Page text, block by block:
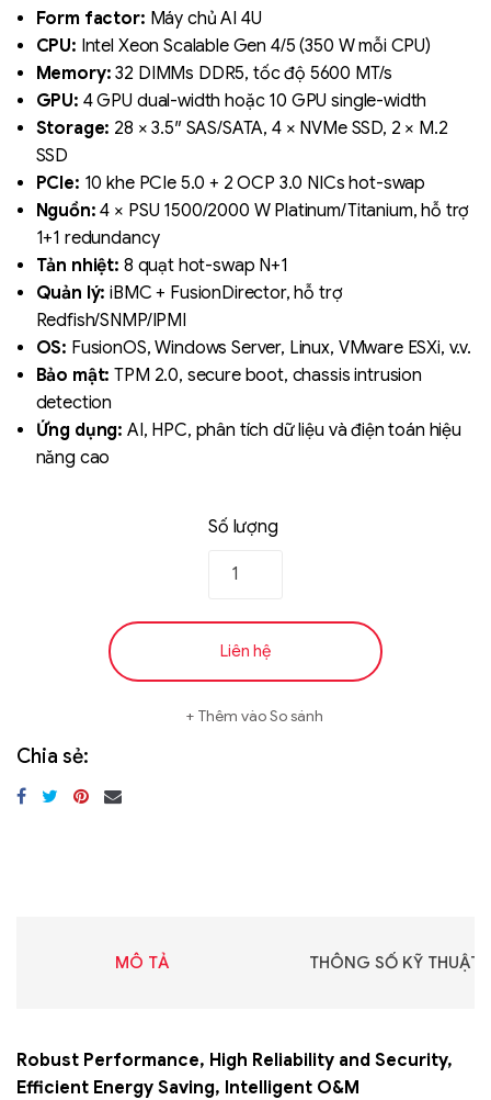
out of 5
based on
đánh giá
Form factor: Máy chủ AI 4U
CPU: Intel Xeon Scalable Gen 4/5 (350 W mỗi CPU)
Memory: 32 DIMMs DDR5, tốc độ 5600 MT/s
GPU: 4 GPU dual-width hoặc 10 GPU single-width
Storage: 28 × 3.5″ SAS/SATA, 4 × NVMe SSD, 2 × M.2
SSD
PCIe: 10 khe PCIe 5.0 + 2 OCP 3.0 NICs hot-swap
Nguồn: 4 × PSU 1500/2000 W Platinum/Titanium, hỗ trợ
1+1 redundancy
Tản nhiệt: 8 quạt hot-swap N+1
Quản lý: iBMC + FusionDirector, hỗ trợ
Redfish/SNMP/IPMI
OS: FusionOS, Windows Server, Linux, VMware ESXi, v.v.
Bảo mật: TPM 2.0, secure boot, chassis intrusion
detection
Ứng dụng: AI, HPC, phân tích dữ liệu và điện toán hiệu
năng cao
Số lượng
Liên hệ
Thêm vào So sánh
Chia sẻ:
MÔ TẢ THÔNG SỐ KỸ THUẬT
Robust Performance, High Reliability and Security,
Efficient Energy Saving, Intelligent O&M
Liên hệ
SK hynix - DRAM
- GDDR - GDDR6